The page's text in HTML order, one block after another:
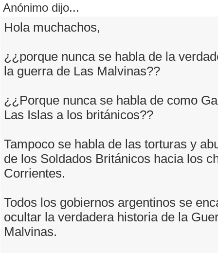
Anónimo dijo...
Hola muchachos,
¿¿porque nunca se habla de la
la guerra de Las Malvinas??
¿¿Porque nunca se habla de como
Las Islas a los británicos??
Tampoco se habla de las torturas y
de los Soldados Británicos hacia los
Corrientes.
Todos los gobiernos argentinos se
ocultar la verdadera historia de la
Malvinas.